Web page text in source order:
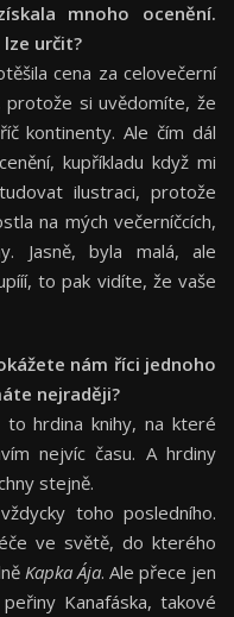
mnoho ocenění.
určit?
cena za celovečerní
si uvědomíte, že
kontinenty. Ale čím dál
kupříkladu když mi
ilustraci, protože
na mých večerníčcích,
Jasně, byla malá, ale
to pak vidíte, že vaše
nám říci jednoho
nejraději?
to hrdina knihy, na které
nejvíc času. A hrdiny
stejně.
toho posledního.
ve světě, do kterého
Kapka Ája. Ale přece jen
Kanafáska, takové